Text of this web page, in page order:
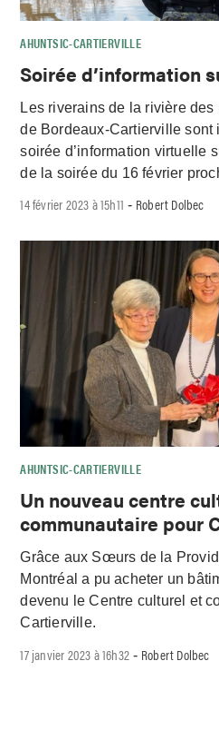
AHUNTSIC-CARTIERVILLE
Soirée d’information
Les riverains de la rivière
de Bordeaux-Cartierville sont
soirée d’information virtuelle
de la soirée du 16 février
14 février 2023 à 15h11 - Robert Dolbec
AHUNTSIC-CARTIERVILLE
Un nouveau centre
communautaire pour
Grâce aux Sœurs de la
Montréal a pu acheter un
devenu le Centre culturel et
Cartierville.
17 janvier 2023 à 16h32 - Robert Dolbec